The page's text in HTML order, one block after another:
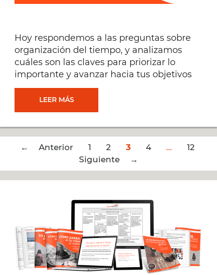
Hoy respondemos a las preguntas sobre
organización del tiempo, y analizamos
cuáles son las claves para priorizar lo
importante y avanzar hacia tus objetivos
LEER MÁSORGANIZACIÓN
TIEMPO:
TODAS
CLAVES
EN
UN
Post
navigation
← Anterior 1 2 3 4 …
12
Siguiente →